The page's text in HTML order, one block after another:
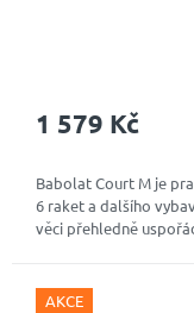
z
hvězdiček.
1 579 Kč
Babolat Court M je
6 raket a dalšího
věci přehledně
AKCE